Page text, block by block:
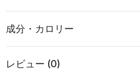
成分・カロリー
レビュー (0)